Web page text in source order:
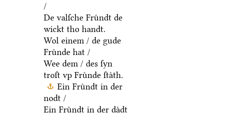
/
De valſche Fruͤndt de
wickt tho handt.
Wol einem / de gude
Fruͤnde hat /
Wee dem / des ſyn
troſt vp Fruͤnde ſtaͤth.
Ein Fruͤndt in der
nodt /
Ein Fruͤndt in der daͤdt